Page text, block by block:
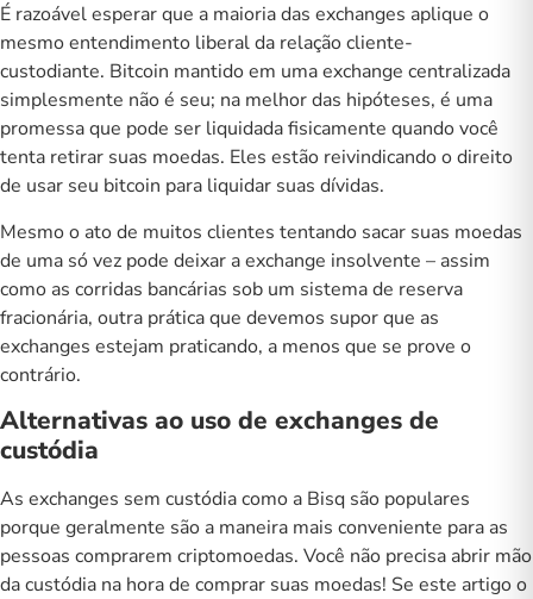
É razoável esperar que a maioria das exchanges aplique o
mesmo entendimento liberal da relação cliente-
custodiante. Bitcoin mantido em uma exchange centralizada
simplesmente não é seu; na melhor das hipóteses, é uma
promessa que pode ser liquidada fisicamente quando você
tenta retirar suas moedas. Eles estão reivindicando o direito
de usar seu bitcoin para liquidar suas dívidas.
Mesmo o ato de muitos clientes tentando sacar suas moedas
de uma só vez pode deixar a exchange insolvente – assim
como as corridas bancárias sob um sistema de reserva
fracionária, outra prática que devemos supor que as
exchanges estejam praticando, a menos que se prove o
contrário.
Alternativas ao uso de exchanges de
custódia
As exchanges sem custódia como a Bisq são populares
porque geralmente são a maneira mais conveniente para as
pessoas comprarem criptomoedas. Você não precisa abrir mão
da custódia na hora de comprar suas moedas! Se este artigo o